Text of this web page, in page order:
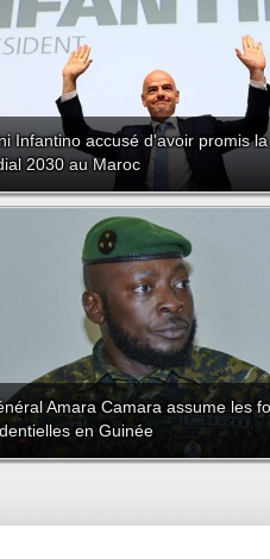
Infantino accusé d'avoir promis
2030 au Maroc
Amara Camara assume les
en Guinée